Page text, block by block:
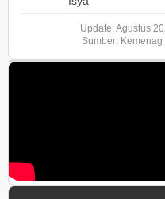
Update: Agustus
Sumber: Kemenag